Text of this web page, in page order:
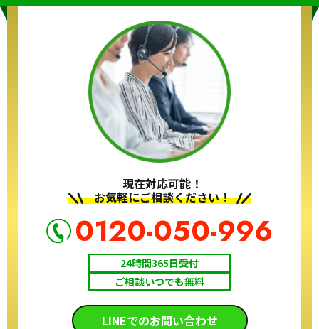
現在対応可能！
お気軽にご相談ください！
0120-050-996
24時間365日受付
ご相談いつでも無料
LINEでのお問い合わせ